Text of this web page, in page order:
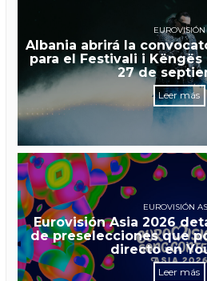
EUROVISIÓN
Albania abrirá la
para el Festivali i
27 de
Leer más
EUROVISIÓN
Eurovisión Asia 2026
de preselecciones que
directo en
Leer más